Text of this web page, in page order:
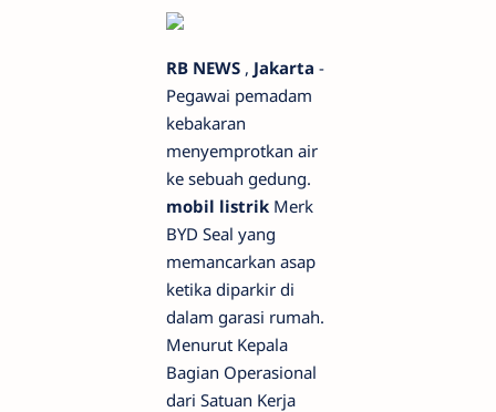
RB NEWS , Jakarta -
Pegawai pemadam
kebakaran
menyemprotkan air
ke sebuah gedung.
mobil listrik Merk
BYD Seal yang
memancarkan asap
ketika diparkir di
dalam garasi rumah.
Menurut Kepala
Bagian Operasional
dari Satuan Kerja